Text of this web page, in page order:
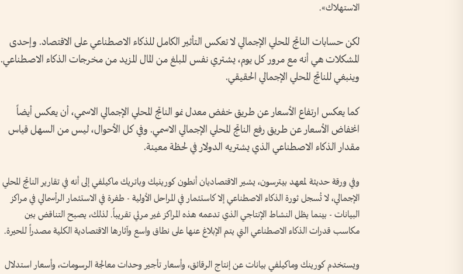
الاستهلاك».
لكن حسابات الناتج المحلي الإجمالي لا تعكس التأثير الكامل للذكاء الاصطناعي على الاقتصاد. وإحدى
المشكلات هي أنه مع مرور كل يوم، يشتري نفس المبلغ من المال المزيد من مخرجات الذكاء الاصطناعي.
وينبغي للناتج المحلي الإجمالي الحقيقي.
كما يعكس ارتفاع الأسعار عن طريق خفض معدل نمو الناتج المحلي الإجمالي الاسمي، أن يعكس أيضاً
انخفاض الأسعار عن طريق رفع الناتج المحلي الإجمالي الاسمي. وفي كل الأحوال، ليس من السهل قياس
مقدار الذكاء الاصطناعي الذي يشتريه الدولار في لحظة معينة.
وفي ورقة حديثة لمعهد بيترسون، يشير الاقتصاديان أنطون كورينيك وباتريك ماكيلفي إلى أنه في تقارير الناتج المحلي
الإجمالي، لا تُسجل ثورة الذكاء الاصطناعي إلا كاستثمار في المراحل الأولية - طفرة في الاستثمار الرأسمالي في مراكز
البيانات - بينما يظل النشاط الإنتاجي الذي تدعمه هذه المراكز غير مرئي تقريباً. لذلك، يصبح التناقض بين
مكاسب قدرات الذكاء الاصطناعي التي يتم الإبلاغ عنها على نطاق واسع وآثارها الاقتصادية الكلية مصدراً للحيرة.
ويستخدم كورينك وماكيلفي بيانات عن إنتاج الرقائق، وأسعار تأجير وحدات معالجة الرسومات، وأسعار استدلال